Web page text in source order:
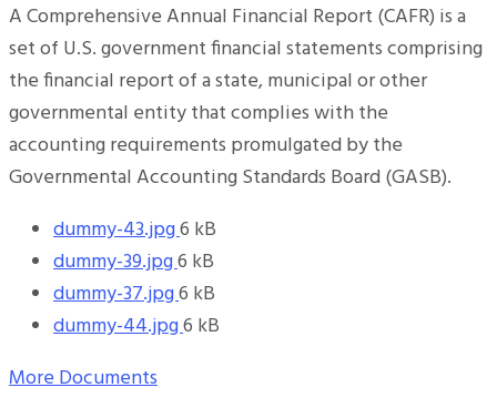
A Comprehensive Annual Financial Report (CAFR) is a
set of U.S. government financial statements comprising
the financial report of a state, municipal or other
governmental entity that complies with the
accounting requirements promulgated by the
Governmental Accounting Standards Board (GASB).
dummy-43.jpgVeľkosť
súboru:
6 kB
dummy-39.jpgVeľkosť
súboru:
6 kB
dummy-37.jpgVeľkosť
súboru:
6 kB
dummy-44.jpgVeľkosť
6 kB
More Documents